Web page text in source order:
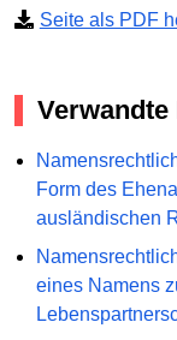
Seite als PDF
Form des
ausländischen
eines Namens